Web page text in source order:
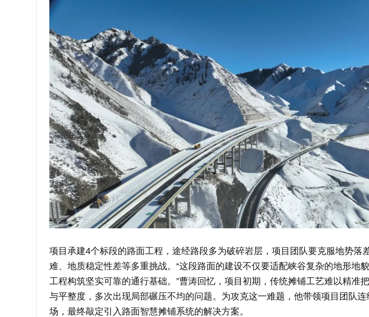
项目承建4个标段的路面工程，途经路段多为破碎岩层，项目团队要克服地势落
难、地质稳定性差等多重挑战。“这段路面的建设不仅要适配峡谷复杂的地形地
工程构筑坚实可靠的通行基础。”曹涛回忆，项目初期，传统摊铺工艺难以精准
与平整度，多次出现局部碾压不均的问题。为攻克这一难题，他带领项目团队
场，最终敲定引入路面智慧摊铺系统的解决方案。